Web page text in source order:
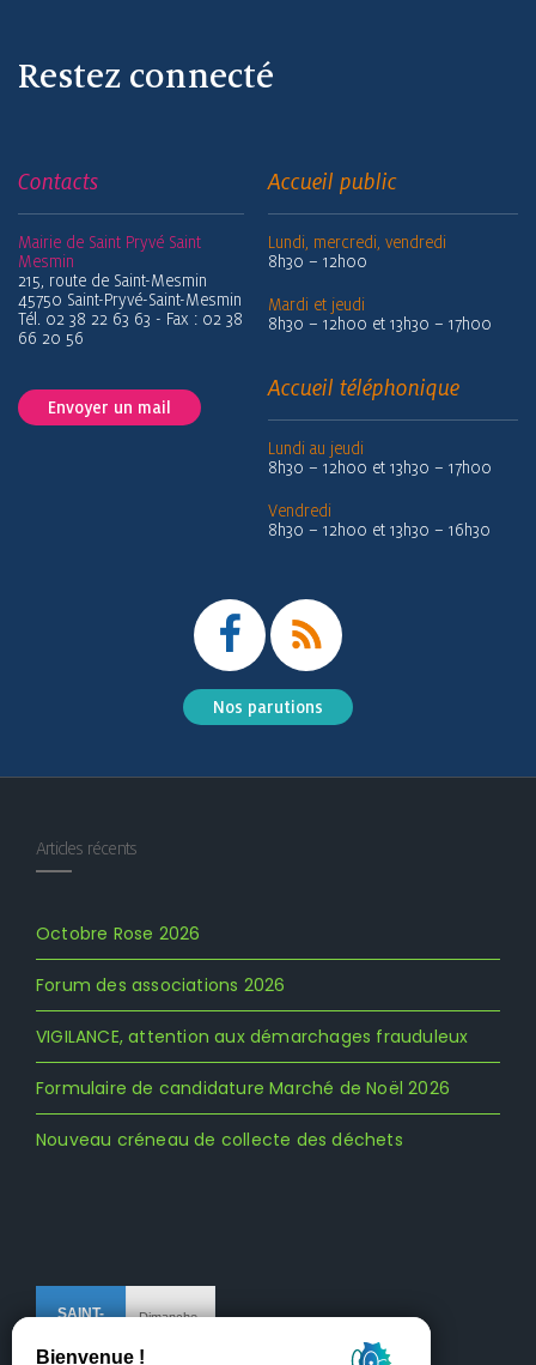
Restez connecté
Contacts
Mairie de Saint Pryvé Saint
Mesmin
215, route de Saint-Mesmin
45750 Saint-Pryvé-Saint-Mesmin
Tél. 02 38 22 63 63 - Fax : 02 38
66 20 56
Envoyer un mail
Accueil public
Lundi, mercredi, vendredi
8h30 – 12h00
Mardi et jeudi
8h30 – 12h00 et 13h30 – 17h00
Accueil téléphonique
Lundi au jeudi
8h30 – 12h00 et 13h30 – 17h00
Vendredi
8h30 – 12h00 et 13h30 – 16h30
Nos parutions
Articles récents
Octobre Rose 2026
Forum des associations 2026
VIGILANCE, attention aux démarchages frauduleux
Formulaire de candidature Marché de Noël 2026
Nouveau créneau de collecte des déchets